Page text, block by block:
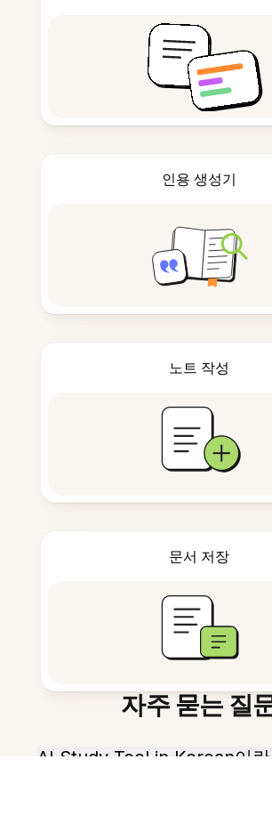
인용 생성기
노트 작성
문서 저장
자주 묻는 질
AI Study Tool in Korean이란